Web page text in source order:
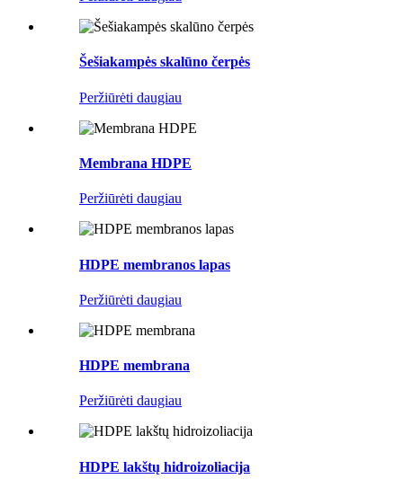
Šešiakampės skalūno čerpės
Peržiūrėti daugiau
Membrana HDPE
Peržiūrėti daugiau
HDPE membranos lapas
Peržiūrėti daugiau
HDPE membrana
Peržiūrėti daugiau
HDPE lakštų hidroizoliacija